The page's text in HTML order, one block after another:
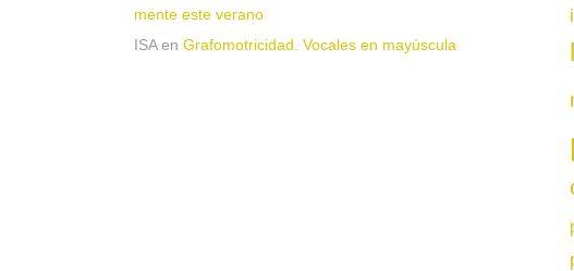
mente este verano
ISAen Grafomotricidad. Vocales en mayúscula